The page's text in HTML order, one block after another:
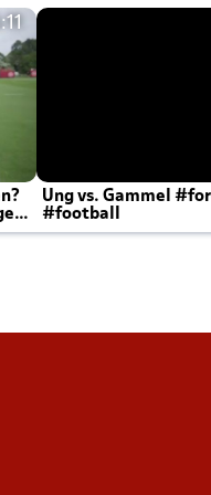
Ung vs. Gammel
#football